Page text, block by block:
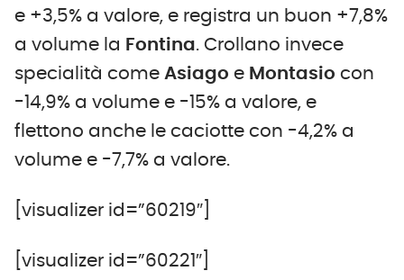
e +3,5% a valore, e registra un buon +7,8%
a volume la Fontina. Crollano invece
specialità come Asiago e Montasio con
-14,9% a volume e -15% a valore, e
flettono anche le caciotte con -4,2% a
volume e -7,7% a valore.
[visualizer id=”60219″]
[visualizer id=”60221″]